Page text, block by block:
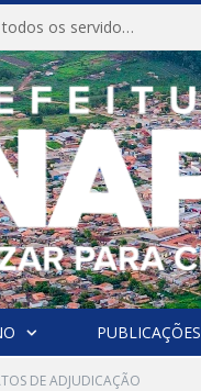
CONVITE A Prefeitura Municipal de Anapu convida todos os servidores públicos municipais para participarem da Audiência Pública de discussão da Lei de Diretrizes Orçamentárias (LDO), importante instrumento de planejamento das ações e investimentos da Administração Pública para o próximo exercício financeiro.
PUBLICAÇÕES
DE ADJUDICAÇÃO